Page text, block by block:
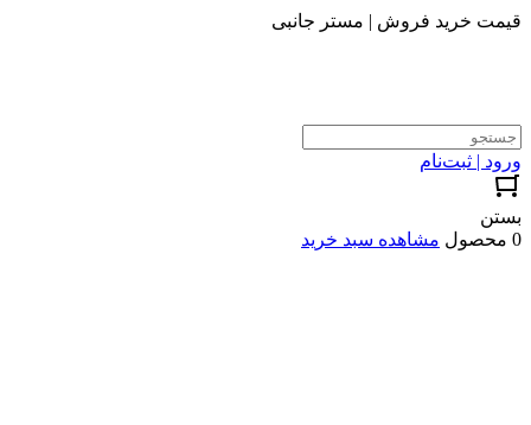
قیمت خرید فروش | مستر جانبی
ورود | ثبت‌نام
بستن
0 محصول
مشاهده سبد خرید